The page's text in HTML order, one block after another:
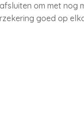
om met nog
goed op